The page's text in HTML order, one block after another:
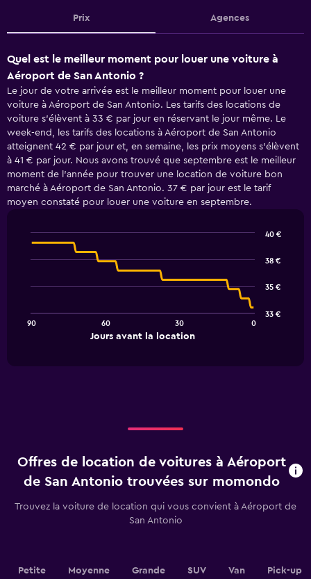
Prix Agences
Quel est le meilleur moment pour louer une voiture à
Aéroport de San Antonio ?
Le jour de votre arrivée est le meilleur moment pour louer une
voiture à Aéroport de San Antonio. Les tarifs des locations de
voiture s'élèvent à 33 € par jour en réservant le jour même. Le
week-end, les tarifs des locations à Aéroport de San Antonio
atteignent 42 € par jour et, en semaine, les prix moyens s'élèvent
à 41 € par jour. Nous avons trouvé que septembre est le meilleur
moment de l'année pour trouver une location de voiture bon
marché à Aéroport de San Antonio. 37 € par jour est le tarif
moyen constaté pour louer une voiture en septembre.
Line
chart
The
location.
Range:
91
categories.
Y
Jours avant la location
90 60 30 0
33 €
35 €
38 €
40 €
Offres de location de voitures à Aéroport
de San Antonio trouvées sur momondo
Trouvez la voiture de location qui vous convient à Aéroport de
San Antonio
Petite Moyenne Grande SUV Van Pick-up